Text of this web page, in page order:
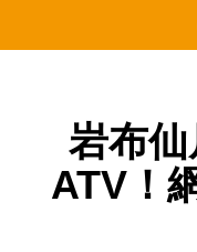
岩布
ATV！